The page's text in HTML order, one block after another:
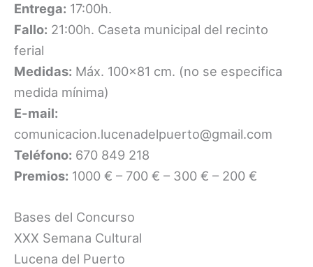
Entrega: 17:00h.
Fallo: 21:00h. Caseta municipal del recinto
ferial
Medidas: Máx. 100×81 cm. (no se especifica
medida mínima)
E-mail:
comunicacion.lucenadelpuerto@gmail.com
Teléfono: 670 849 218
Premios: 1000 € – 700 € – 300 € – 200 €
Bases del Concurso
XXX Semana Cultural
Lucena del Puerto